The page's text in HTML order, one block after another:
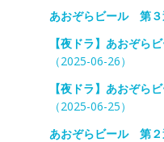
あおぞらビール 第３
【夜ドラ】あおぞら
（2025-06-26）
【夜ドラ】あおぞら
（2025-06-25）
あおぞらビール 第２